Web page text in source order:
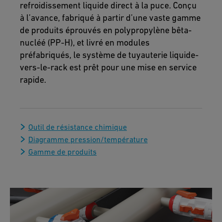
refroidissement liquide direct à la puce. Conçu
à l’avance, fabriqué à partir d’une vaste gamme
de produits éprouvés en polypropylène bêta-
nucléé (PP-H), et livré en modules
préfabriqués, le système de tuyauterie liquide-
vers-le-rack est prêt pour une mise en service
rapide.
Outil de résistance chimique
Diagramme pression/température
Gamme de produits